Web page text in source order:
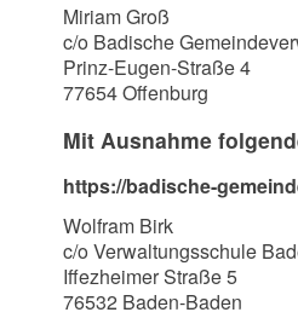
Miriam Groß
c/o Badische
Prinz-Eugen-Straße 4
77654 Offenburg
Mit Ausnahme
https://badische-
Wolfram Birk
c/o Verwaltungsschule
Iffezheimer Straße 5
76532 Baden-Baden